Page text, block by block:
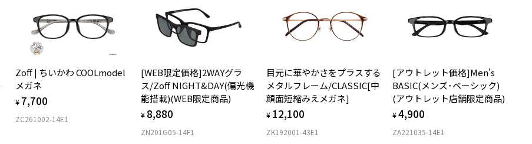
商品詳細ページへ
お気に入り
お気に入りに追加済です。
お気に入りリストはこちら
ウトレット価格]Titanium Premium(ビジネス)
品番号：ZO213003-14F1/フレームカラー：ブラック(マット)/単価：￥5,320
お持ちのZoffメガネサイズを確認するには？
仕上がり寸法
D 仕上がりの横幅：約142mm
E 仕上がりの縦幅：約29mm
安心2 視力測定無料
安心3 かかり具合調整無料
フレームの歪みやかかり具合の調整・クリーニングは、全国の
Zoff店舗にていつでも対応いたします。
＜メガネの度数情報がわからない方へ＞
ご購入時に「レンズ交換券」をお選びいただくと、実店舗で度数を測定
のうえ、
度付きレンズ（標準セットレンズ）へ無料交換いただけます。
詳しくはこちら
実店舗で度数を測定いただけます
Zoff | ちいかわ COOLmodel
メガネ
¥ 7,700
ZC261002-14E1
[WEB限定価格]2WAYグラ
ス/Zoff NIGHT&DAY(偏光機
能搭載)(WEB限定商品)
¥ 8,880
ZN201G05-14F1
目元に華やかさをプラスする
メタルフレーム/CLASSIC[中
顔面短縮みえメガネ]
¥ 12,100
ZK192001-43E1
[アウトレット価格]Men's
BASIC(メンズ･ベーシック)
(アウトレット店舗限定商品)
¥4,900
ZA221035-14E1